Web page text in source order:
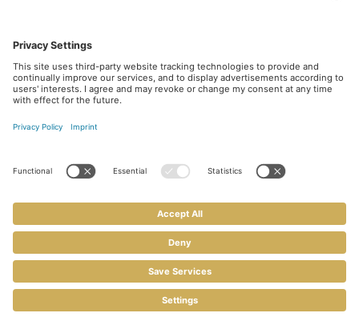
BESUCHEN SIE UNS AUCH HIER
Kontakt
Impressum
Datenschutz
Abonnieren Sie unseren
als erster über neue Updates informiert.